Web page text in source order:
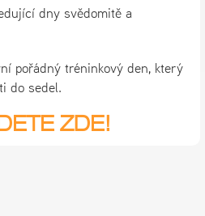
dny svědomitě a
pořádný tréninkový den, který
do sedel.
ZDE!